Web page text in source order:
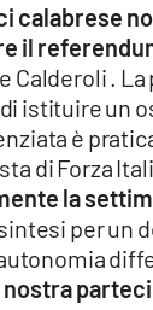
calabrese
il
Calderoli .
istituire un
è
di Forza
la
per un